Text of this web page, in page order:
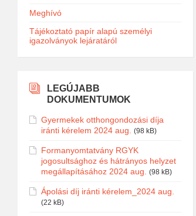
Meghívó
Tájékoztató papír alapú személyi
igazolványok lejáratáról
LEGÚJABB
DOKUMENTUMOK
Gyermekek otthongondozási díja
iránti kérelem 2024 aug.
(98 kB)
Formanyomtatvány RGYK
jogosultsághoz és hátrányos helyzet
megállapításához 2024 aug.
(98 kB)
Ápolási díj iránti kérelem_2024 aug.
(22 kB)